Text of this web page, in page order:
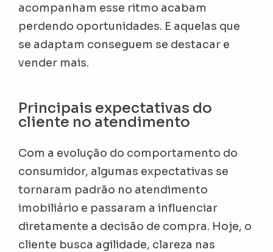
acompanham esse ritmo acabam
perdendo oportunidades. E aquelas que
se adaptam conseguem se destacar e
vender mais.
Principais expectativas do
cliente no atendimento
Com a evolução do comportamento do
consumidor, algumas expectativas se
tornaram padrão no atendimento
imobiliário e passaram a influenciar
diretamente a decisão de compra. Hoje, o
cliente busca agilidade, clareza nas